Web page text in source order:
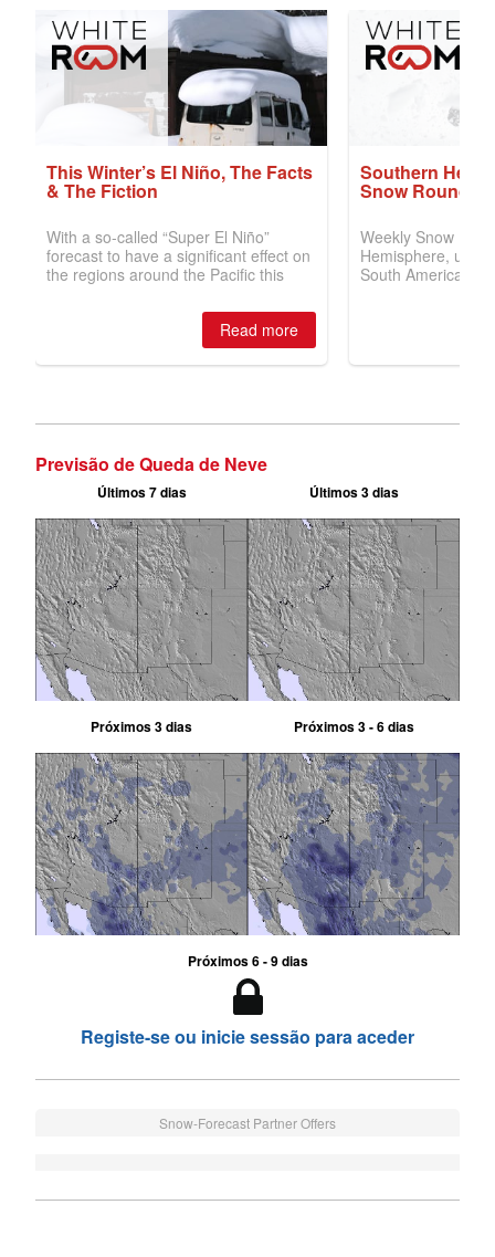
Previsão de Queda de Neve
Últimos 7 dias Últimos 3 dias
Próximos 3 dias Próximos 3 - 6 dias
Próximos 6 - 9 dias
Registe-se ou inicie sessão para aceder
Snow-Forecast Partner Offers